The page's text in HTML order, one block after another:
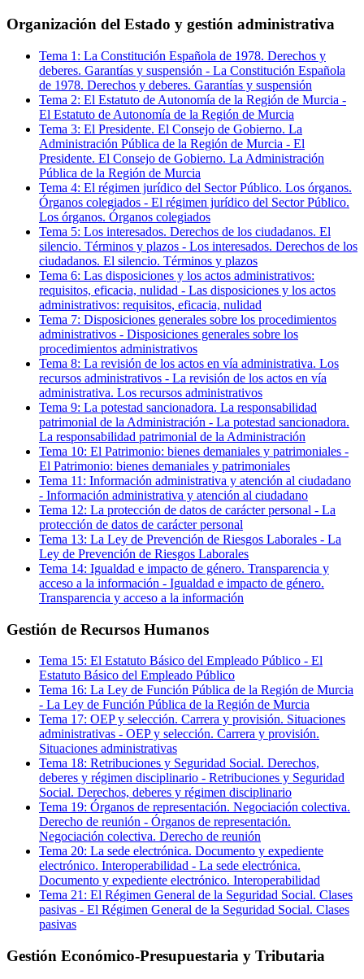
Organización del Estado y gestión administrativa
Tema 1 : La Constitución Española de 1978. Derechos y
deberes. Garantías y suspensión - La Constitución Española
de 1978. Derechos y deberes. Garantías y suspensión
Tema 2: El Estatuto de Autonomía de la Región de Murcia -
El Estatuto de Autonomía de la Región de Murcia
Tema 3: El Presidente. El Consejo de Gobierno. La
Administración Pública de la Región de Murcia - El
Presidente. El Consejo de Gobierno. La Administración
Pública de la Región de Murcia
Tema 4: El régimen jurídico del Sector Público. Los órganos.
Órganos colegiados - El régimen jurídico del Sector Público.
Los órganos. Órganos colegiados
Tema 5: Los interesados. Derechos de los ciudadanos. El
silencio. Términos y plazos - Los interesados. Derechos de los
ciudadanos. El silencio. Términos y plazos
Tema 6: Las disposiciones y los actos administrativos:
requisitos, eficacia, nulidad - Las disposiciones y los actos
administrativos: requisitos, eficacia, nulidad
Tema 7: Disposiciones generales sobre los procedimientos
administrativos - Disposiciones generales sobre los
procedimientos administrativos
Tema 8: La revisión de los actos en vía administrativa. Los
recursos administrativos - La revisión de los actos en vía
administrativa. Los recursos administrativos
Tema 9: La potestad sancionadora. La responsabilidad
patrimonial de la Administración - La potestad sancionadora.
La responsabilidad patrimonial de la Administración
Tema 10: El Patrimonio: bienes demaniales y patrimoniales -
El Patrimonio: bienes demaniales y patrimoniales
Tema 11 : Información administrativa y atención al ciudadano
- Información administrativa y atención al ciudadano
Tema 12: La protección de datos de carácter personal - La
protección de datos de carácter personal
Tema 13: La Ley de Prevención de Riesgos Laborales - La
Ley de Prevención de Riesgos Laborales
Tema 14: Igualdad e impacto de género. Transparencia y
acceso a la información - Igualdad e impacto de género.
Transparencia y acceso a la información
Gestión de Recursos Humanos
Tema 15: El Estatuto Básico del Empleado Público - El
Estatuto Básico del Empleado Público
Tema 16: La Ley de Función Pública de la Región de Murcia
- La Ley de Función Pública de la Región de Murcia
Tema 17: OEP y selección. Carrera y provisión. Situaciones
administrativas - OEP y selección. Carrera y provisión.
Situaciones administrativas
Tema 18: Retribuciones y Seguridad Social. Derechos,
deberes y régimen disciplinario - Retribuciones y Seguridad
Social. Derechos, deberes y régimen disciplinario
Tema 19: Órganos de representación. Negociación colectiva.
Derecho de reunión - Órganos de representación.
Negociación colectiva. Derecho de reunión
Tema 20: La sede electrónica. Documento y expediente
electrónico. Interoperabilidad - La sede electrónica.
Documento y expediente electrónico. Interoperabilidad
Tema 21 : El Régimen General de la Seguridad Social. Clases
pasivas - El Régimen General de la Seguridad Social. Clases
pasivas
Gestión Económico-Presupuestaria y Tributaria